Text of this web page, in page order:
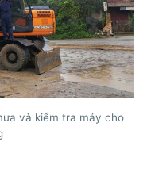
và kiểm tra máy cho